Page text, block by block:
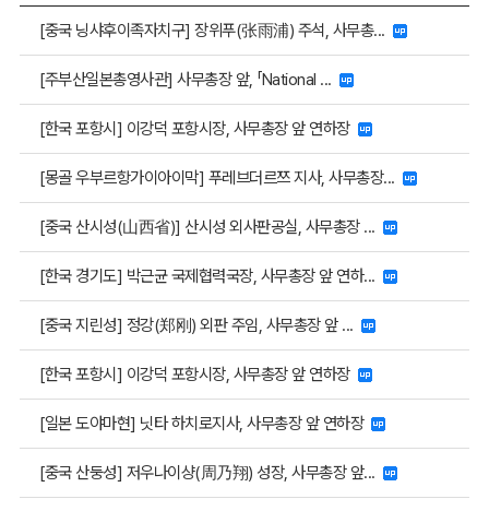
[중국 닝샤후이족자치구] 장위푸(张雨浦) 주석, 사무총...
[주부산일본총영사관] 사무총장 앞, 「National ...
[한국 포항시] 이강덕 포항시장, 사무총장 앞 연하장
[몽골 우부르항가이아이막] 푸레브더르쯔 지사, 사무총장...
[중국 산시성(山西省)] 산시성 외사판공실, 사무총장 ...
[한국 경기도] 박근균 국제협력국장, 사무총장 앞 연하...
[중국 지린성] 정강(郑刚) 외판 주임, 사무총장 앞 ...
[한국 포항시] 이강덕 포항시장, 사무총장 앞 연하장
[일본 도야마현] 닛타 하치로지사, 사무총장 앞 연하장
[중국 산둥성] 저우나이샹(周乃翔) 성장, 사무총장 앞...